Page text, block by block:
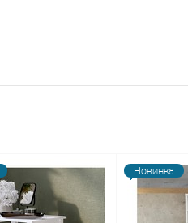
Новинка